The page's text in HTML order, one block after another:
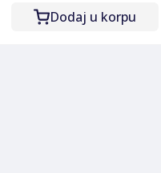
pražnjenje,
Dodaj u korpu